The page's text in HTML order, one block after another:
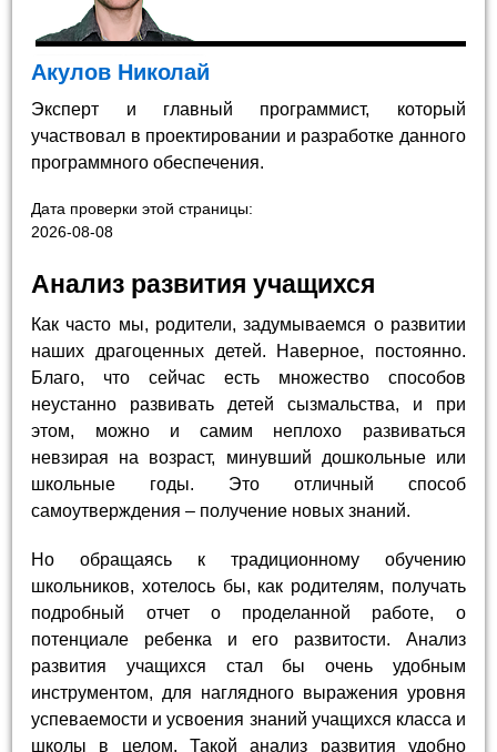
Акулов Николай
Эксперт и главный программист, который
участвовал в проектировании и разработке данного
программного обеспечения.
Дата проверки этой страницы:
2026-08-08
Анализ развития учащихся
Как часто мы, родители, задумываемся о развитии
наших драгоценных детей. Наверное, постоянно.
Благо, что сейчас есть множество способов
неустанно развивать детей сызмальства, и при
этом, можно и самим неплохо развиваться
невзирая на возраст, минувший дошкольные или
школьные годы. Это отличный способ
самоутверждения – получение новых знаний.
Но обращаясь к традиционному обучению
школьников, хотелось бы, как родителям, получать
подробный отчет о проделанной работе, о
потенциале ребенка и его развитости. Анализ
развития учащихся стал бы очень удобным
инструментом, для наглядного выражения уровня
успеваемости и усвоения знаний учащихся класса и
школы в целом. Такой анализ развития удобно